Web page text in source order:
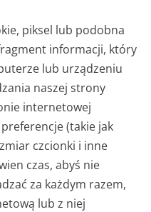
piksel lub podobna
informacji, który
lub urządzeniu
naszej strony
internetowej
(takie jak
czcionki i inne
czas, abyś nie
za każdym razem,
lub z niej